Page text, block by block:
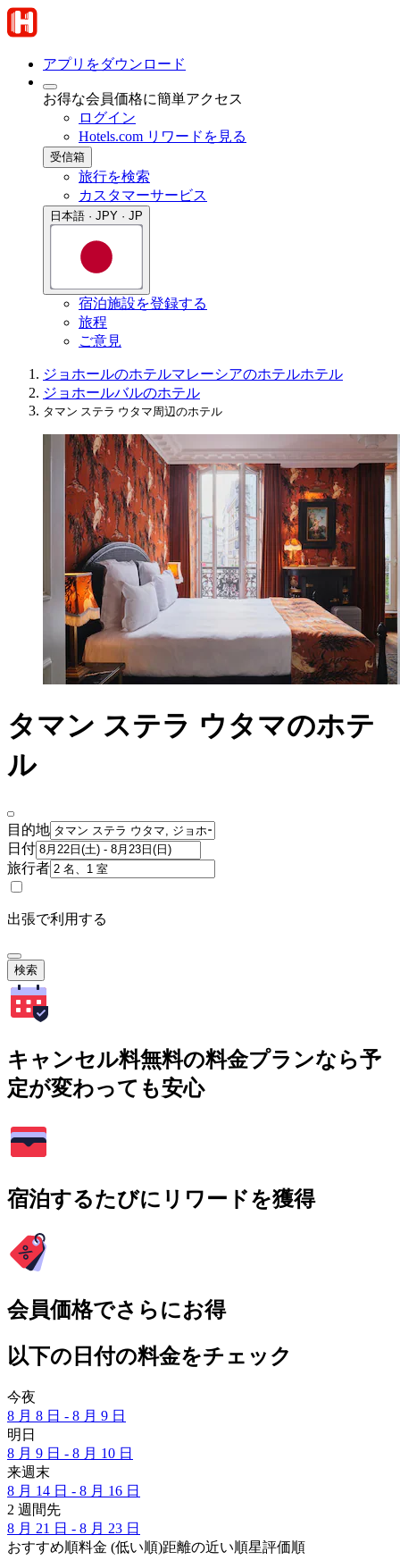
アプリをダウンロード
お得な会員価格に簡単アクセス
ログイン
Hotels.com リワードを見る
受信箱
旅行を検索
カスタマーサービス
日本語 · JPY · JP
宿泊施設を登録する
旅程
ご意見
ジョホールのホテルマレーシアのホテルホテル
ジョホールバルのホテル
タマン ステラ ウタマ周辺のホテル
タマン ステラ ウタマのホテ
ル
目的地
日付
旅行者
出張で利用する
検索
キャンセル料無料の料金プランなら予
定が変わっても安心
宿泊するたびにリワードを獲得
会員価格でさらにお得
以下の日付の料金をチェック
今夜
8 月 8 日 - 8 月 9 日
明日
8 月 9 日 - 8 月 10 日
来週末
8 月 14 日 - 8 月 16 日
2 週間先
8 月 21 日 - 8 月 23 日
おすすめ順料金 (低い順)距離の近い順星評価順